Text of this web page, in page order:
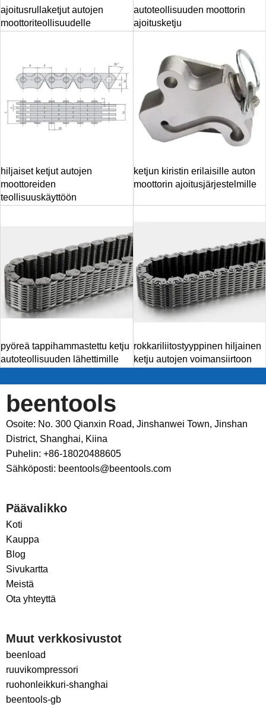
ajoitusrullaketjut autojen
moottoriteollisuudelle
autoteollisuuden moottorin
ajoitusketju
hiljaiset ketjut autojen
moottoreiden
teollisuuskäyttöön
ketjun kiristin erilaisille auton
moottorin ajoitusjärjestelmille
pyöreä tappihammastettu ketju
autoteollisuuden lähettimille
rokkariliitostyyppinen hiljainen
ketju autojen voimansiirtoon
beentools
Osoite: No. 300 Qianxin Road, Jinshanwei Town, Jinshan
District, Shanghai, Kiina
Puhelin: +86-18020488605
Sähköposti: beentools@beentools.com
Päävalikko
Koti
Kauppa
Blog
Sivukartta
Meistä
Ota yhteyttä
Muut verkkosivustot
beenload
ruuvikompressori
ruohonleikkuri-shanghai
beentools-gb